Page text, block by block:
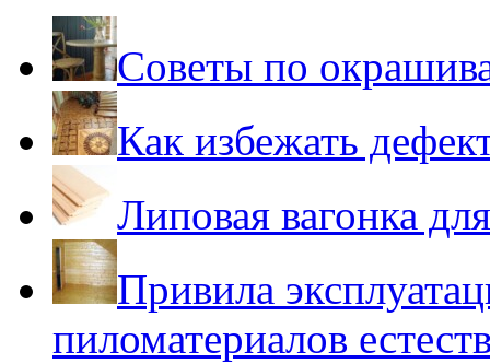
Советы по
Как избежать
Липовая вагонка
Привила
пиломатериалов